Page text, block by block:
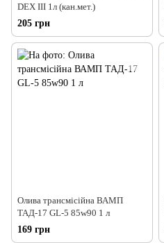
DEX III 1л (кан.мет.)
205 грн
Олива трансмісійна ВАМП
ТАД-17 GL-5 85w90 1 л
169 грн